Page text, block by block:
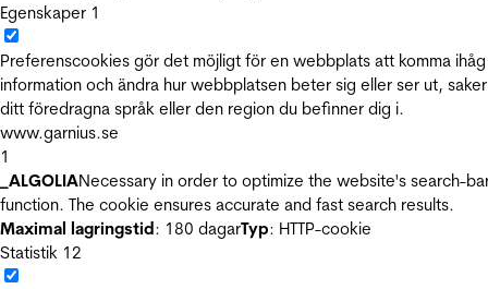
Egenskaper 1
Preferenscookies gör det möjligt för en webbplats att komma ihåg
information och ändra hur webbplatsen beter sig eller ser ut,
ditt föredragna språk eller den region du befinner dig i.
www.garnius.se
1
_ALGOLIANecessary in order to optimize the website's search-
function. The cookie ensures accurate and fast search results.
Maximal lagringstid: 180 dagarTyp: HTTP-cookie
Statistik 12